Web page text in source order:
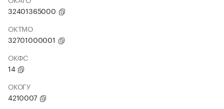
32401365000
ОКТМО
32701000001
ОКФС
14
ОКОГУ
4210007